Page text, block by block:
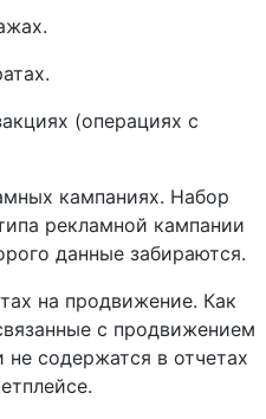
(операциях с
кампаниях. Набор
рекламной кампании
данные забираются.
на продвижение. Как
с продвижением
не содержатся в отчетах